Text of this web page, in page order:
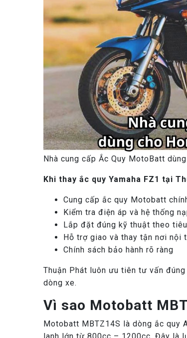
Nhà cung cấp Ắc Quy MotoBatt
Khi thay ắc quy Yamaha FZ1 tại
Cung cấp ắc quy Motobatt
Kiểm tra điện áp và hệ thống
Lắp đặt đúng kỹ thuật theo
Hỗ trợ giao và thay tận nơi nội
Chính sách bảo hành rõ ràng
Thuận Phát luôn ưu tiên tư vấn
dòng xe.
Vì sao Motobatt
Motobatt MBTZ14S là dòng ắc quy